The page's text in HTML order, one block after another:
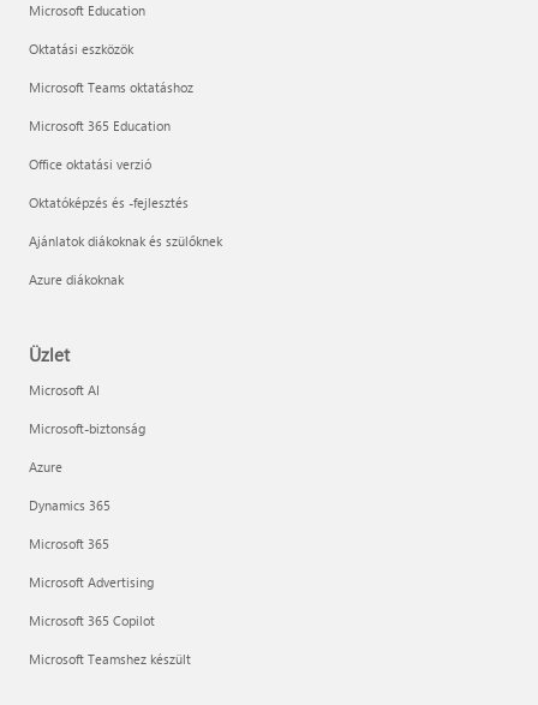
Microsoft Education
Oktatási eszközök
Microsoft Teams oktatáshoz
Microsoft 365 Education
Office oktatási verzió
Oktatóképzés és -fejlesztés
Ajánlatok diákoknak és szülőknek
Azure diákoknak
Üzlet
Microsoft AI
Microsoft-biztonság
Azure
Dynamics 365
Microsoft 365
Microsoft Advertising
Microsoft 365 Copilot
Microsoft Teamshez készült